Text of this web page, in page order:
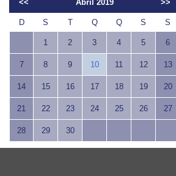
<< Abril 2019 >>
D S T Q Q S S
1 2 3 4 5 6
7 8 9 10 11 12 13
14 15 16 17 18 19 20
21 22 23 24 25 26 27
28 29 30